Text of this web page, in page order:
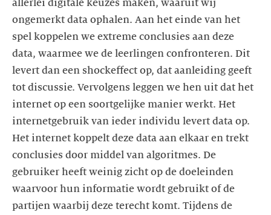
allerlei digitale keuzes maken, waaruit wij
ongemerkt data ophalen. Aan het einde van het
spel koppelen we extreme conclusies aan deze
data, waarmee we de leerlingen confronteren. Dit
levert dan een shockeffect op, dat aanleiding geeft
tot discussie. Vervolgens leggen we hen uit dat het
internet op een soortgelijke manier werkt. Het
internetgebruik van ieder individu levert data op.
Het internet koppelt deze data aan elkaar en trekt
conclusies door middel van algoritmes. De
gebruiker heeft weinig zicht op de doeleinden
waarvoor hun informatie wordt gebruikt of de
partijen waarbij deze terecht komt. Tijdens de